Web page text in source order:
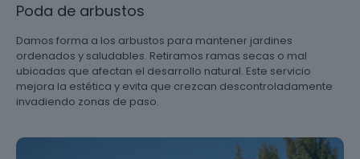
Poda de arbustos
Damos forma a los arbustos para mantener jardines
ordenados y saludables. Retiramos ramas secas o mal
ubicadas que afectan el desarrollo natural. Este servicio
mejora la estética y evita que crezcan descontroladamente
invadiendo zonas de paso.